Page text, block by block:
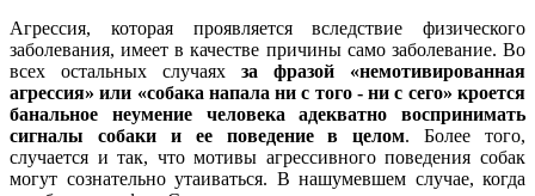
Агрессия, которая проявляется вследствие физического
заболевания, имеет в качестве причины само заболевание. Во
всех остальных случаях за фразой «немотивированная
агрессия» или «собака напала ни с того - ни с сего» кроется
банальное неумение человека адекватно воспринимать
сигналы собаки и ее поведение в целом. Более того,
случается и так, что мотивы агрессивного поведения собак
могут сознательно утаиваться. В нашумевшем случае, когда